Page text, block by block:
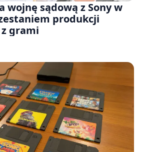
wojnę sądową z Sony w
produkcji
grami